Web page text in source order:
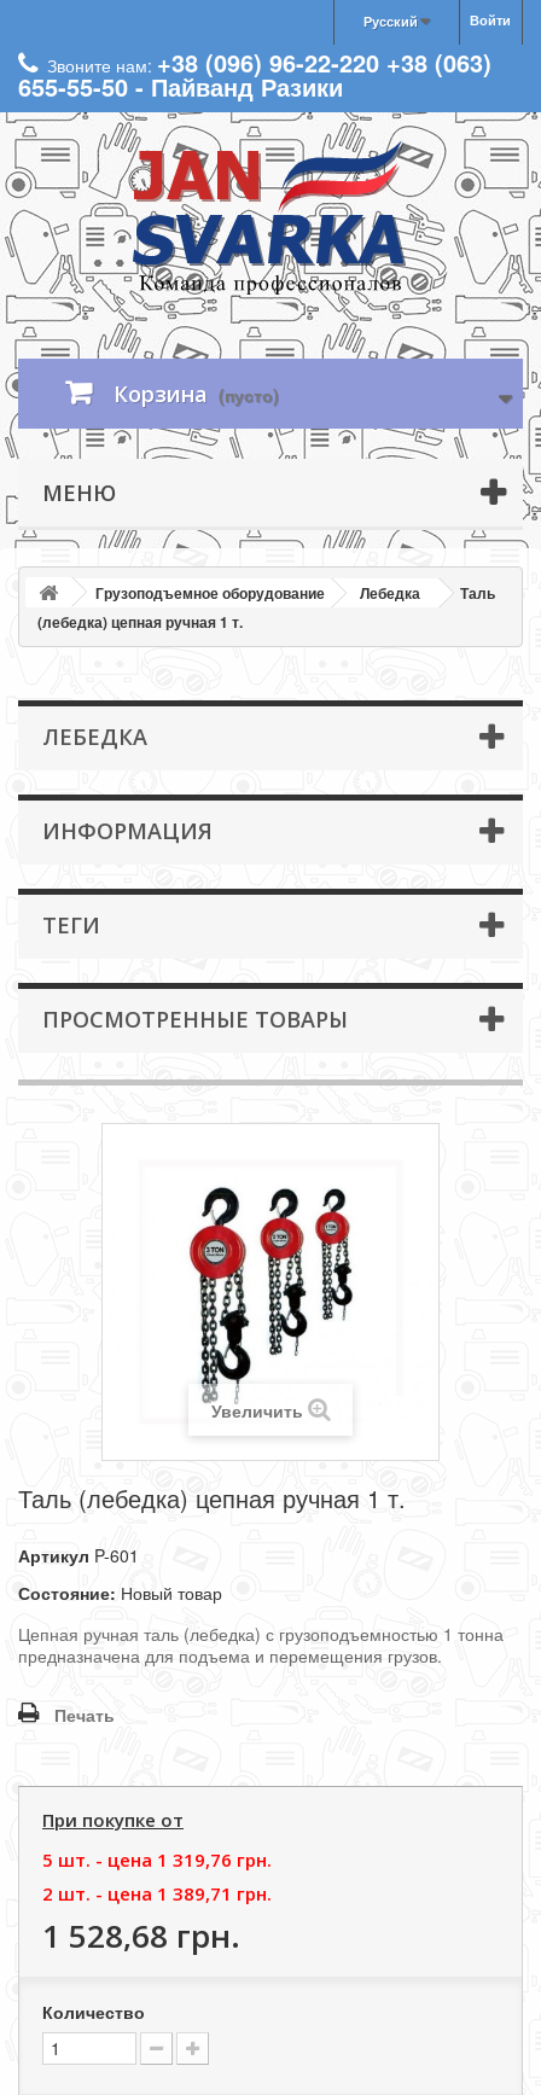
Войти
Русский
Звоните нам: +38 (096) 96-22-220 +38 (063)
655-55-50 - Пайванд Разики
Корзина (пусто)
МЕНЮ
Грузоподъемное оборудование Лебедка
Таль
(лебедка) цепная ручная 1 т.
ЛЕБЕДКА
ИНФОРМАЦИЯ
ТЕГИ
ПРОСМОТРЕННЫЕ ТОВАРЫ
Увеличить
Таль (лебедка) цепная ручная 1 т.
Артикул P-601
Состояние: Новый товар
Цепная ручная таль (лебедка) с грузоподъемностью 1 тонна
предназначена для подъема и перемещения грузов.
Печать
При покупке от
5 шт. - цена 1 319,76 грн.
2 шт. - цена 1 389,71 грн.
1 528,68 грн.
Количество